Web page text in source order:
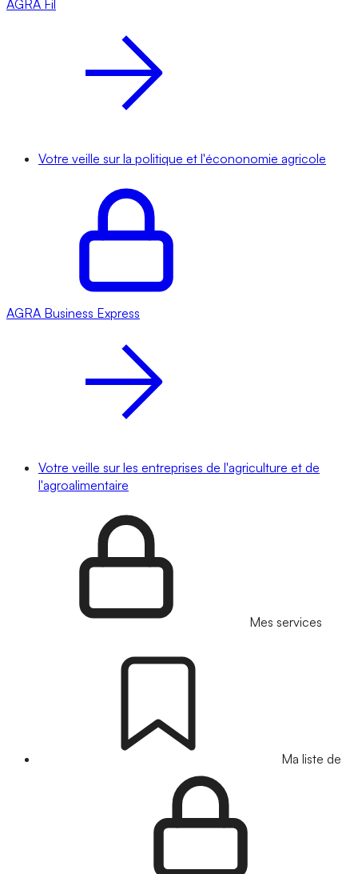
AGRA Fil
Votre veille sur la politique et l'écononomie agricole
AGRA Business Express
Votre veille sur les entreprises de l'agriculture et de
l'agroalimentaire
Mes services
Ma liste de